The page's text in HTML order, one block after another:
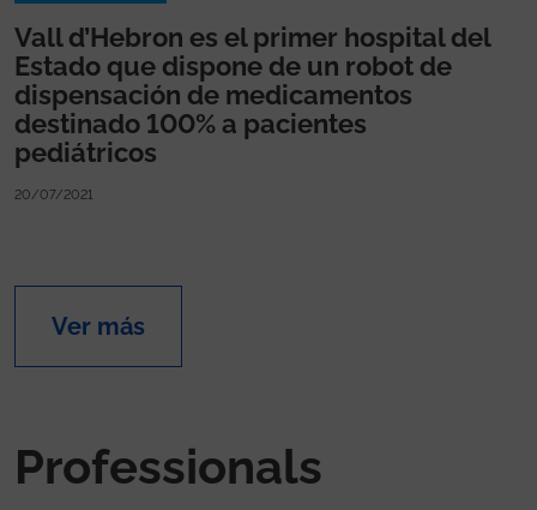
Vall d’Hebron es el primer hospital del
Estado que dispone de un robot de
dispensación de medicamentos
destinado 100% a pacientes
pediátricos
20/07/2021
Ver más
Professionals